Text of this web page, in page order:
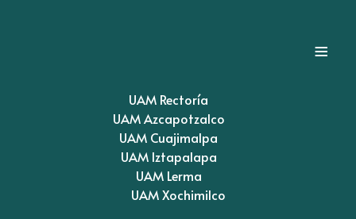
≡
UAM Rectoría
UAM Azcapotzalco
UAM Cuajimalpa
UAM Iztapalapa
UAM Lerma
UAM Xochimilco